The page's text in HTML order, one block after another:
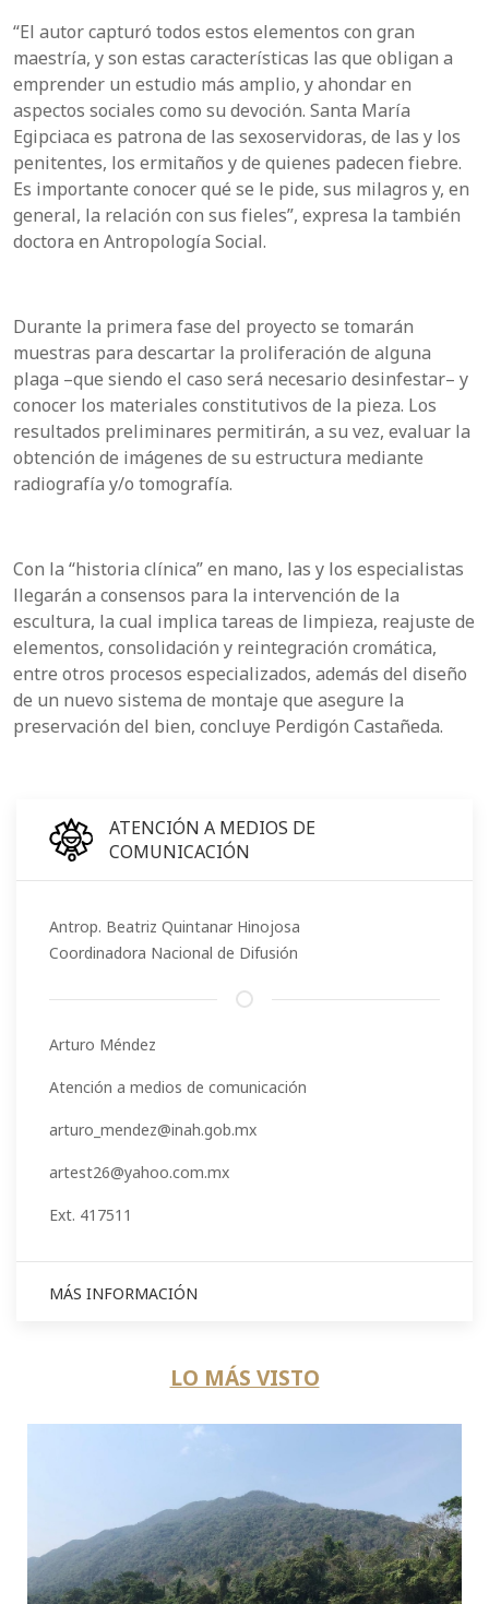
“El autor capturó todos estos elementos con gran
maestría, y son estas características las que obligan a
emprender un estudio más amplio, y ahondar en
aspectos sociales como su devoción. Santa María
Egipciaca es patrona de las sexoservidoras, de las y los
penitentes, los ermitaños y de quienes padecen fiebre.
Es importante conocer qué se le pide, sus milagros y, en
general, la relación con sus fieles”, expresa la también
doctora en Antropología Social.
Durante la primera fase del proyecto se tomarán
muestras para descartar la proliferación de alguna
plaga –que siendo el caso será necesario desinfestar– y
conocer los materiales constitutivos de la pieza. Los
resultados preliminares permitirán, a su vez, evaluar la
obtención de imágenes de su estructura mediante
radiografía y/o tomografía.
Con la “historia clínica” en mano, las y los especialistas
llegarán a consensos para la intervención de la
escultura, la cual implica tareas de limpieza, reajuste de
elementos, consolidación y reintegración cromática,
entre otros procesos especializados, además del diseño
de un nuevo sistema de montaje que asegure la
preservación del bien, concluye Perdigón Castañeda.
ATENCIÓN A MEDIOS DE
COMUNICACIÓN
Antrop. Beatriz Quintanar Hinojosa
Coordinadora Nacional de Difusión
Arturo Méndez
Atención a medios de comunicación
arturo_mendez@inah.gob.mx
artest26@yahoo.com.mx
Ext. 417511
MÁS INFORMACIÓN
LO MÁS VISTO